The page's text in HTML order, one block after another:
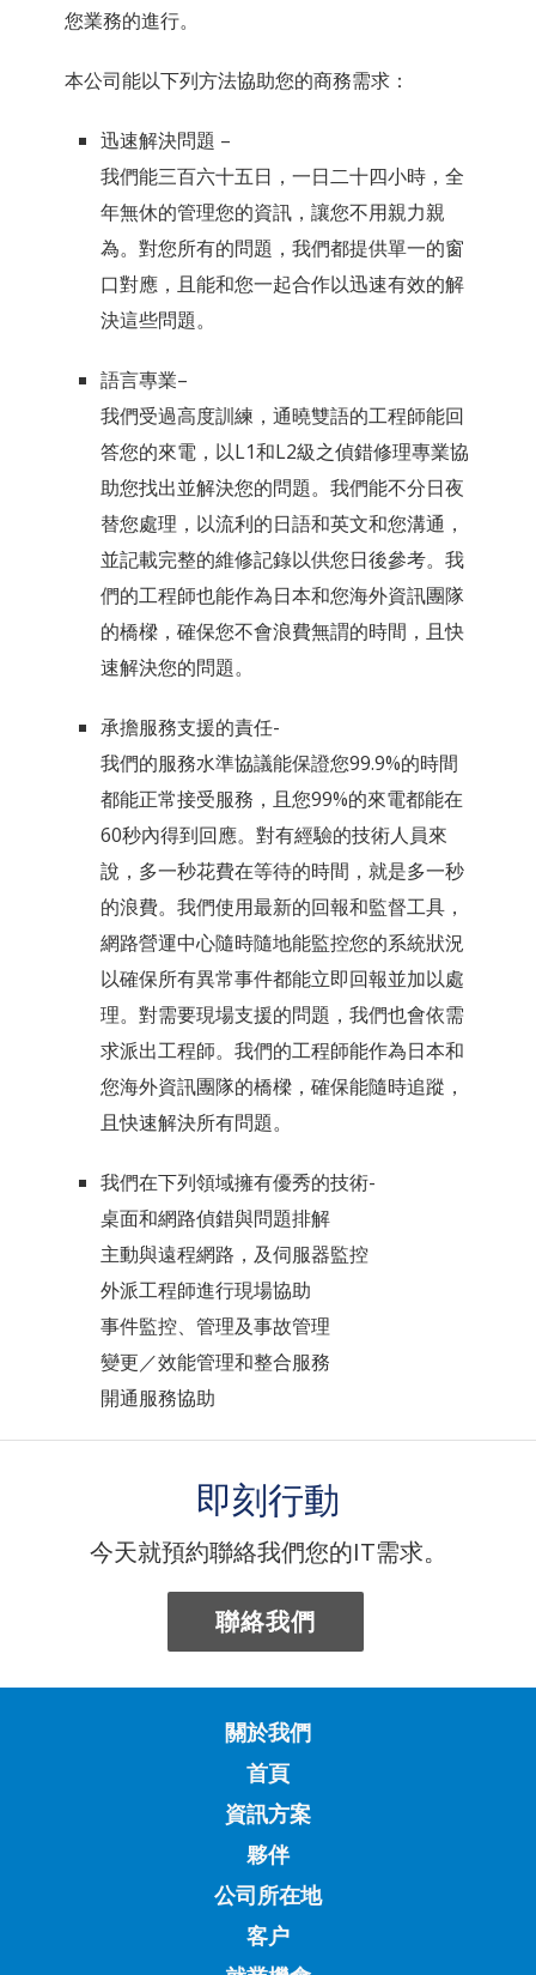
您業務的進行。
本公司能以下列方法協助您的商務需求：
迅速解決問題 –
我們能三百六十五日，一日二十四小時，全
年無休的管理您的資訊，讓您不用親力親
為。對您所有的問題，我們都提供單一的窗
口對應，且能和您一起合作以迅速有效的解
決這些問題。
語言專業–
我們受過高度訓練，通曉雙語的工程師能回
答您的來電，以L1和L2級之偵錯修理專業協
助您找出並解決您的問題。我們能不分日夜
替您處理，以流利的日語和英文和您溝通，
並記載完整的維修記錄以供您日後參考。我
們的工程師也能作為日本和您海外資訊團隊
的橋樑，確保您不會浪費無謂的時間，且快
速解決您的問題。
承擔服務支援的責任-
我們的服務水準協議能保證您99.9%的時間
都能正常接受服務，且您99%的來電都能在
60秒內得到回應。對有經驗的技術人員來
說，多一秒花費在等待的時間，就是多一秒
的浪費。我們使用最新的回報和監督工具，
網路營運中心隨時隨地能監控您的系統狀況
以確保所有異常事件都能立即回報並加以處
理。對需要現場支援的問題，我們也會依需
求派出工程師。我們的工程師能作為日本和
您海外資訊團隊的橋樑，確保能隨時追蹤，
且快速解決所有問題。
我們在下列領域擁有優秀的技術-
桌面和網路偵錯與問題排解
主動與遠程網路，及伺服器監控
外派工程師進行現場協助
事件監控、管理及事故管理
變更／效能管理和整合服務
開通服務協助
即刻行動
今天就預約聯絡我們您的IT需求。
聯絡我們
關於我們
首頁
資訊方案
夥伴
公司所在地
客户